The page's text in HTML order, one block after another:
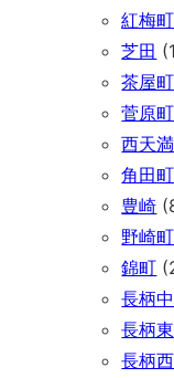
紅梅町
芝田
茶屋町
菅原町
西天満
角田町
豊崎
野崎町
錦町
長柄中
長柄東
長柄西